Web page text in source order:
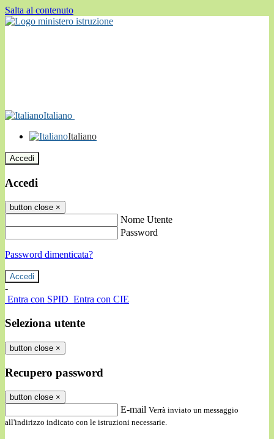
Salta al contenuto
Italiano
Italiano
Accedi
Accedi
button close ×
Nome Utente
Password
Password dimenticata?
-
Entra con SPID Entra con CIE
Seleziona utente
button close ×
Recupero password
button close ×
E-mail Verrà inviato un messaggio
all'indirizzo indicato con le istruzioni necessarie.